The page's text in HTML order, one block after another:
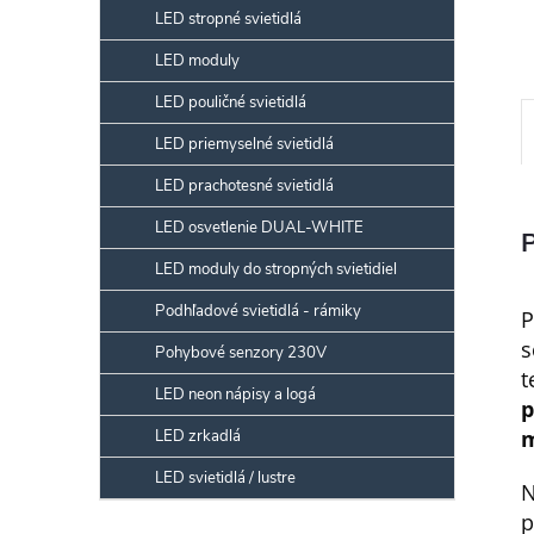
LED stropné svietidlá
LED moduly
LED pouličné svietidlá
LED priemyselné svietidlá
LED prachotesné svietidlá
LED osvetlenie DUAL-WHITE
LED moduly do stropných svietidiel
Podhľadové svietidlá - rámiky
Pohybové senzory 230V
LED neon nápisy a logá
LED zrkadlá
LED svietidlá / lustre